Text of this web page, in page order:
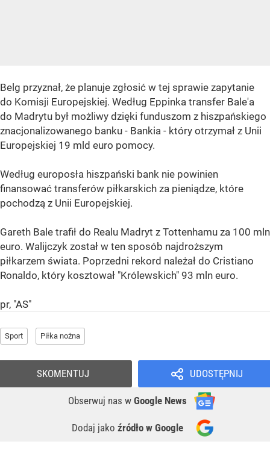
Belg przyznał, że planuje zgłosić w tej sprawie zapytanie
do Komisji Europejskiej. Według Eppinka transfer Bale'a
do Madrytu był możliwy dzięki funduszom z hiszpańskiego
znacjonalizowanego banku - Bankia - który otrzymał z Unii
Europejskiej 19 mld euro pomocy.
Według europosła hiszpański bank nie powinien
finansować transferów piłkarskich za pieniądze, które
pochodzą z Unii Europejskiej.
Gareth Bale trafił do Realu Madryt z Tottenhamu za 100 mln
euro. Walijczyk został w ten sposób najdroższym
piłkarzem świata. Poprzedni rekord należał do Cristiano
Ronaldo, który kosztował "Królewskich" 93 mln euro.
pr, "AS"
Sport Piłka nożna
UDOSTĘPNIJ
Obserwuj nas w Google News
Dodaj jako źródło w Google
SKOMENTUJ